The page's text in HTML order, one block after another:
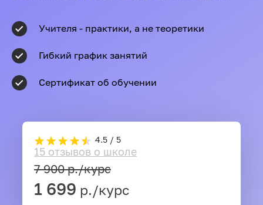
Учителя - практики, а не теоретики
Гибкий график занятий
Сертификат об обучении
4.5 / 5
15 отзывов о школе
7 900р./курс
1 699 р./курс